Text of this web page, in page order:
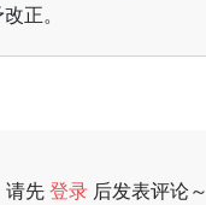
正。
请先登录 后发表评论～